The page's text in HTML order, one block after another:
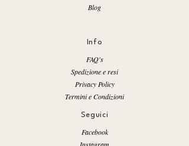
Blog
Info
FAQ's
Spedizione e resi
Privacy Policy
Termini e Condizioni
Seguici
Facebook
Instagram